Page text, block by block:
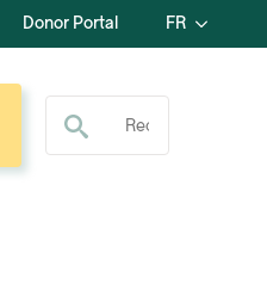
Donor Portal FR
Recherche de :